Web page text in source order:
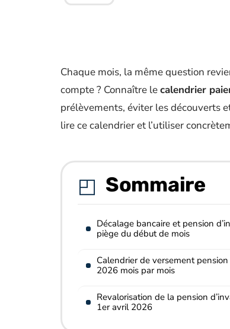
Chaque mois, la même question
compte ? Connaître lecalendrier
prélèvements, éviter les découverts
lire ce calendrier et l’utiliser
Sommaire
Décalage bancaire et pension
piège du début de mois
Calendrier de versement
2026 mois par mois
Revalorisation de la pension
1er avril 2026